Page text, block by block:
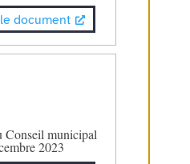
document
Conseil municipal
2023